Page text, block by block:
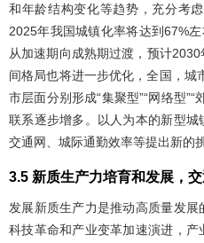
和年龄结构变化等趋势，充分考
2025年我国城镇化率将达到67%
从加速期向成熟期过渡，预计
间格局也将进一步优化，全国，城
市层面分别形成“集聚型”“网络型
联系逐步增多。以人为本的新型
交通网、城际通勤效率等提出新的
3.5 新质生产力培育和发展，
发展新质生产力是推动高质量发
科技革命和产业变革加速演进，